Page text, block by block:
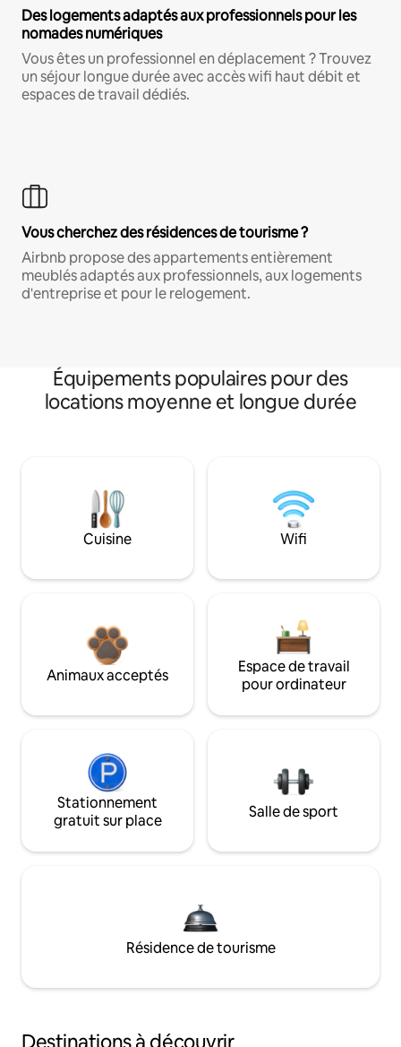
Des logements adaptés aux professionnels pour les
nomades numériques
Vous êtes un professionnel en déplacement ? Trouvez
un séjour longue durée avec accès wifi haut débit et
espaces de travail dédiés.
Vous cherchez des résidences de tourisme ?
Airbnb propose des appartements entièrement
meublés adaptés aux professionnels, aux logements
d'entreprise et pour le relogement.
Équipements populaires pour des
locations moyenne et longue durée
Cuisine Wifi
Animaux acceptés
Espace de travail
pour ordinateur
Stationnement
gratuit sur place
Salle de sport
Résidence de tourisme